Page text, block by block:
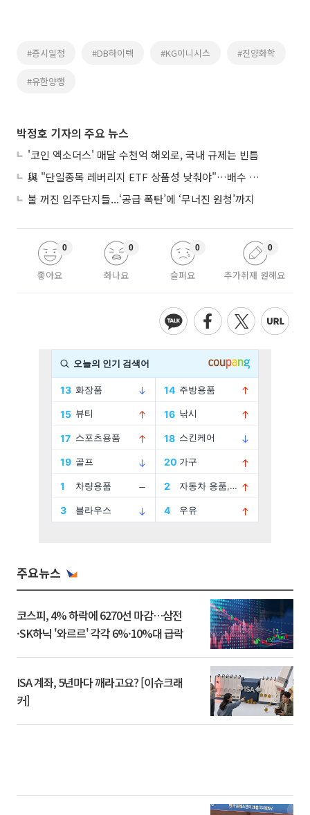
#증시일정 #DB하이텍 #KG이니시스 #진양화학
#유한양행
박정호 기자의 주요 뉴스
'코인 엑소더스' 매달 수천억 해외로, 국내 규제는 빈틈
與 "단일종목 레버리지 ETF 상품성 낮춰야"…배수 조정안도 거론
불 꺼진 입주단지들...‘공급 폭탄’에 ‘무너진 원청’까지
좋아요
0
화나요
0
슬퍼요
0
추가취재 원해요
0
주요뉴스
코스피, 4% 하락에 6270선 마감…삼전
·SK하닉 '와르르' 각각 6%·10%대 급락
ISA 계좌, 5년마다 깨라고요? [이슈크래
커]